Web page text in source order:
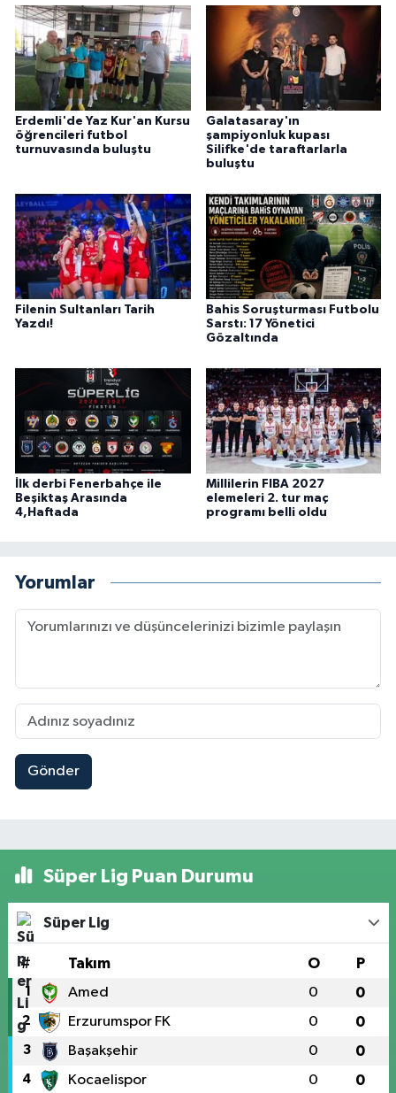
Erdemli'de Yaz Kur'an Kursu
öğrencileri futbol
turnuvasında buluştu
Galatasaray'ın
şampiyonluk kupası
Silifke'de taraftarlarla
buluştu
Filenin Sultanları Tarih
Yazdı!
Bahis Soruşturması Futbolu
Sarstı: 17 Yönetici
Gözaltında
İlk derbi Fenerbahçe ile
Beşiktaş Arasında
4,Haftada
Millilerin FIBA 2027
elemeleri 2. tur maç
programı belli oldu
Yorumlar
Gönder
Süper Lig Puan Durumu
Süper Lig
# Takım O P
1 Amed 0 0
2 Erzurumspor FK 0 0
3 Başakşehir 0 0
4 Kocaelispor 0 0